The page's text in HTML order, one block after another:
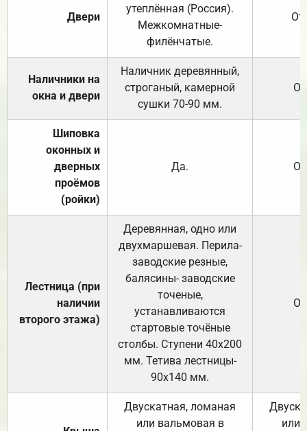
Двери
утеплённая (Россия).
Межкомнатные-
филёнчатые.
Наличники на
окна и двери
Наличник деревянный,
строганый, камерной
сушки 70-90 мм.
Шиповка
оконных и
дверных
проёмов
(ройки)
Да.
Лестница (при
наличии
второго этажа)
Деревянная, одно или
двухмаршевая. Перила-
заводские резные,
балясины- заводские
точеные,
устанавливаются
стартовые точёные
столбы. Ступени 40х200
мм. Тетива лестницы-
90х140 мм.
Двускатная, ломаная
или вальмовая в
или